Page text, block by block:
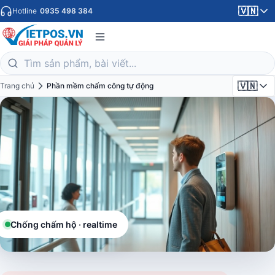
Hotline 0935 498 384 🇻🇳
Trang chủ Phần mềm chấm công tự động 🇻🇳
Chống chấm hộ · realtime